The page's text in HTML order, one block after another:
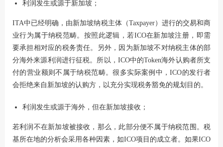
利润发生或源于新加坡；
ITA中已经明确，由新加坡纳税主体（Taxpayer）进行的交易和商
业行为属于纳税范畴。按照此逻辑，若ICO在新加坡注册，即需
要承担相对应的税务责任。另外，因为新加坡不对纳税主体的部
分海外来源利润进行征税。所以，ICO中的Token海外认购者所支
付的营业额则不属于纳税范畴。很多实际案例中，ICO的发行者
会拒绝来自新加坡的认购方，以充分实现税务豁免的规划目的。
利润发生或源于海外，但在新加坡接收；
若利润不在新加坡被接收，那么，此部分便不属于纳税范围。税
基所在地的分析会采用各种因素，如ICO项目的成立者。如果ICO